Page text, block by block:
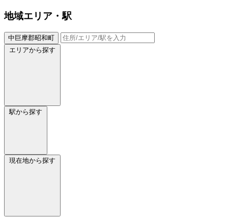
地域エリア・駅
中巨摩郡昭和町
エリアから探す
駅から探す
現在地から探す